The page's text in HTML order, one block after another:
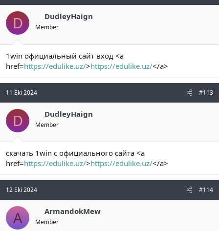
D DudleyHaign
Member
1win официальный сайт вход <a
href=https://edulike.uz/>https://edulike.uz/</a>
11 Eki 2024 #113
D DudleyHaign
Member
скачать 1win с официального сайта <a
href=https://edulike.uz/>https://edulike.uz/</a>
12 Eki 2024 #114
A ArmandokMew
Member